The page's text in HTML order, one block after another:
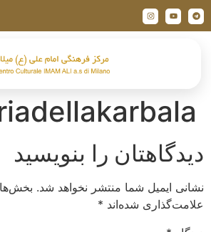
دیدگاهتان را بنویسید
نشانی ایمیل شما منتشر نخواهد شد.
علامت‌گذاری شده‌اند *